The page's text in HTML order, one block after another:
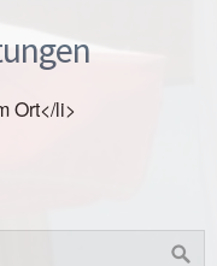
Ort</li>